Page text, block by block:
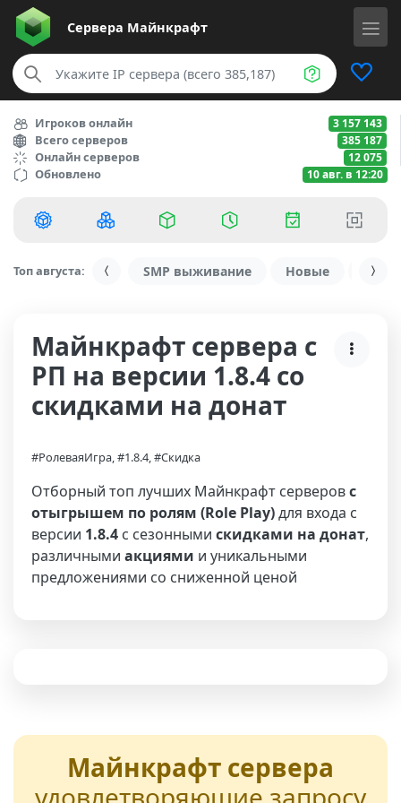
Сервера Майнкрафт
Игроков онлайн 3 157 143
Всего серверов 385 187
Онлайн серверов 12 075
Обновлено 10 авг. в 12:20
Топ августа: SMP выживание Новые С
Майнкрафт сервера с
РП на версии 1.8.4 со
скидками на донат
#РолеваяИгра, #1.8.4, #Скидка
Отборный топ лучших Майнкрафт серверовс
отыгрышем по ролям (Role Play)для входа с
версии 1.8.4 с сезонными скидками на донат,
различными акциями и уникальными
предложениями со сниженной ценой
Майнкрафт сервера